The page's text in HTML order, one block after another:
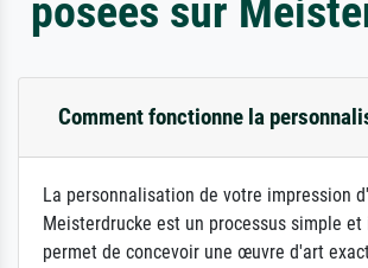
posées sur
Comment fonctionne la
La personnalisation de votre impression
Meisterdrucke est un processus simple
permet de concevoir une œuvre d'art